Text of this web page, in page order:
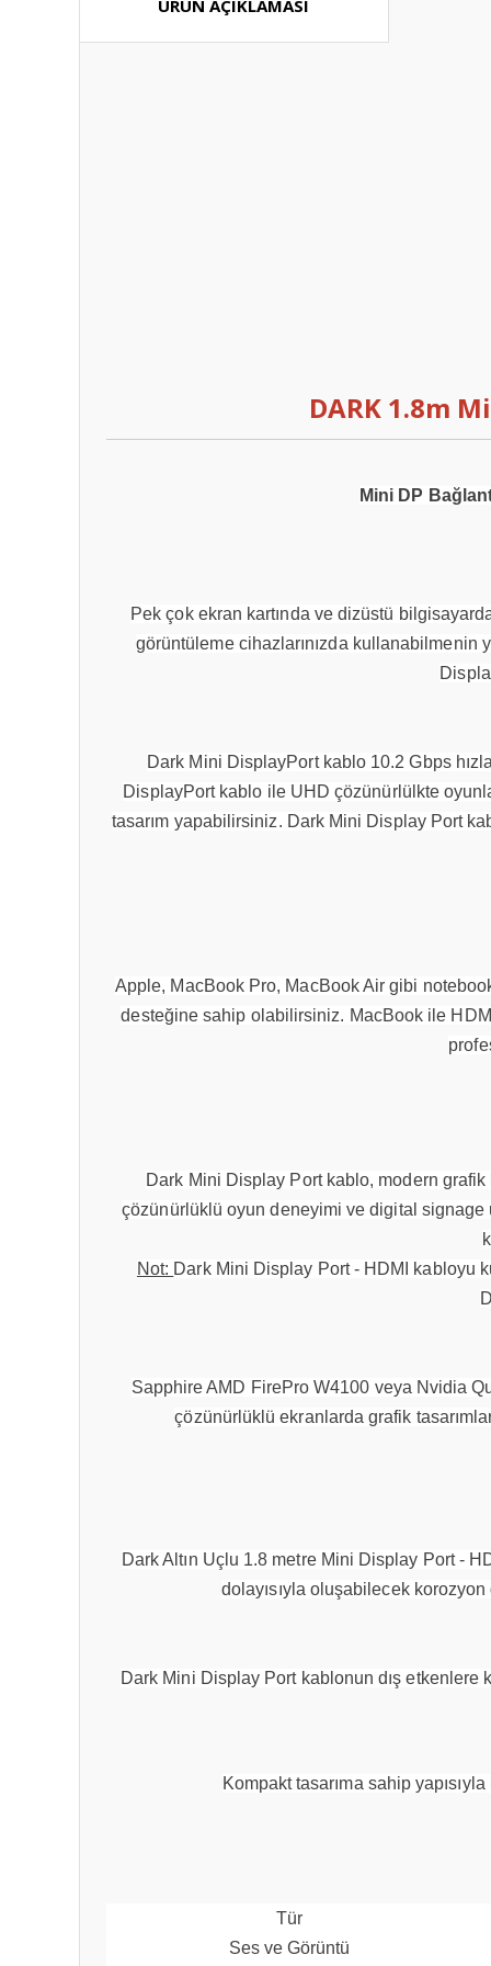
ÜRÜN AÇIKLAMASI
DARK 1.8m
Mini DP
Pek çok ekran kartında ve dizüstü
görüntüleme cihazlarınızda
Dark Mini DisplayPort kablo 10.2 Gbps
DisplayPort kablo ile UHD çözünürlülkte
tasarım yapabilirsiniz. Dark Mini Display Port
Apple, MacBook Pro, MacBook Air gibi
desteğine sahip olabilirsiniz. MacBook ile
Dark Mini Display Port kablo, modern
çözünürlüklü oyun deneyimi ve digital signage
Not: Dark Mini Display Port - HDMI kabloyu
Sapphire AMD FirePro W4100 veya Nvidia
çözünürlüklü ekranlarda grafik
Dark Altın Uçlu 1.8 metre Mini Display Port -
dolayısıyla oluşabilecek
Dark Mini Display Port kablonun dış etkenlere
Kompakt tasarıma sahip
Tür
Ses ve Görüntü